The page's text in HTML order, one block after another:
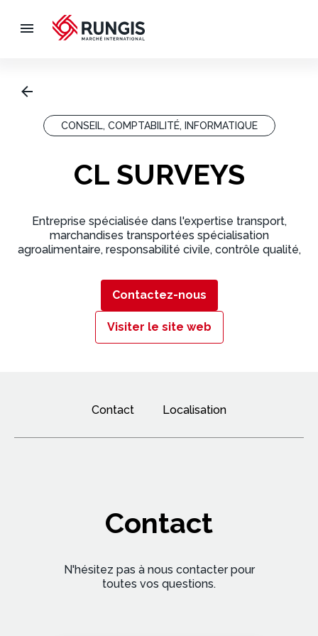
CONSEIL, COMPTABILITÉ, INFORMATIQUE
CL SURVEYS
Entreprise spécialisée dans l'expertise transport,
marchandises transportées spécialisation
agroalimentaire, responsabilité civile, contrôle qualité,
Localisation : 18 agences en france: rungis, paris, le
havre, rouen, dunkerque, lille, strasbourg, lyon,
chambéry, marseille, toulouse, perpignan, bordeaux,
nantes, rennes, vannes ; lyons la foret, tours 1 agence
en belgique : anvers 1 agence aux pays bas :
Contactez-nous
Visiter le site web
Contact Localisation
Contact
N'hésitez pas à nous contacter pour
toutes vos questions.